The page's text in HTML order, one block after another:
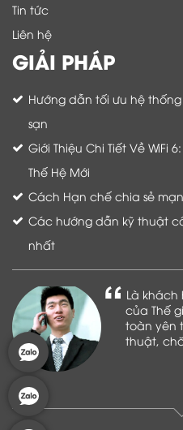
Tin tức
Liên hệ
GIẢI PHÁP
Hướng dẫn tối ưu hệ
sạn
Giới Thiệu Chi Tiết Về WiFi
Thế Hệ Mới
Cách Hạn chế chia sẻ
Các hướng dẫn kỹ thuật
nhất
Là khách
của Thế
toàn yên
thuật,